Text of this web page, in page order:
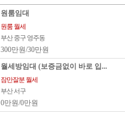
원룸임대
원룸 월세
부산 중구 영주동
300만원/30만원
월세방임대 (보증금없이 바로 입...
잠만잘분 월세
부산 서구
0만원/0만원